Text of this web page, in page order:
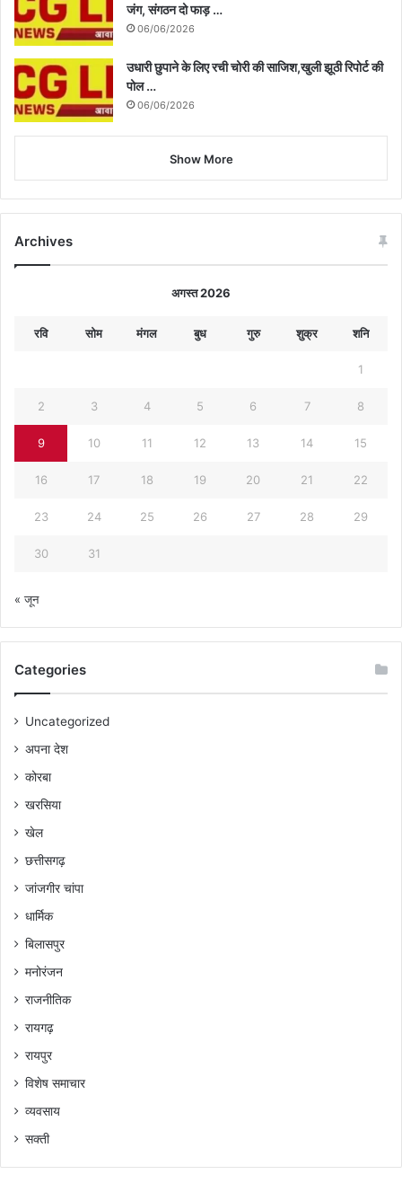
जंग, संगठन दो फाड़ …
06/06/2026
उधारी छुपाने के लिए रची चोरी की साजिश,खुली झूठी रिपोर्ट की
पोल …
06/06/2026
Show More
Archives
अगस्त 2026
रवि सोम मंगल बुध गुरु शुक्र शनि
1
2 3 4 5 6 7 8
9 10 11 12 13 14 15
16 17 18 19 20 21 22
23 24 25 26 27 28 29
30 31
« जून
Categories
Uncategorized
अपना देश
कोरबा
खरसिया
खेल
छत्तीसगढ़
जांजगीर चांपा
धार्मिक
बिलासपुर
मनोरंजन
राजनीतिक
रायगढ़
रायपुर
विशेष समाचार
व्यवसाय
सक्ती